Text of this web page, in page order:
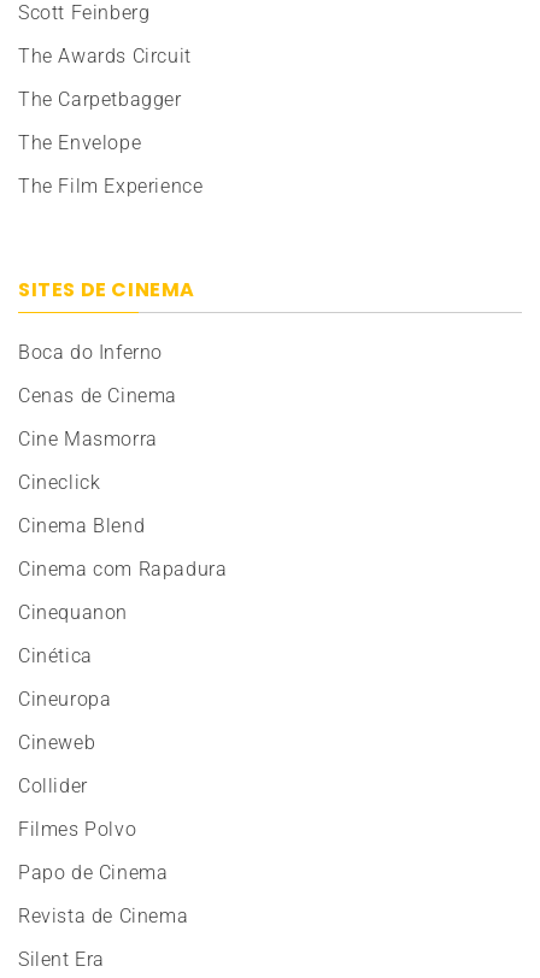
Scott Feinberg
The Awards Circuit
The Carpetbagger
The Envelope
The Film Experience
SITES DE CINEMA
Boca do Inferno
Cenas de Cinema
Cine Masmorra
Cineclick
Cinema Blend
Cinema com Rapadura
Cinequanon
Cinética
Cineuropa
Cineweb
Collider
Filmes Polvo
Papo de Cinema
Revista de Cinema
Silent Era